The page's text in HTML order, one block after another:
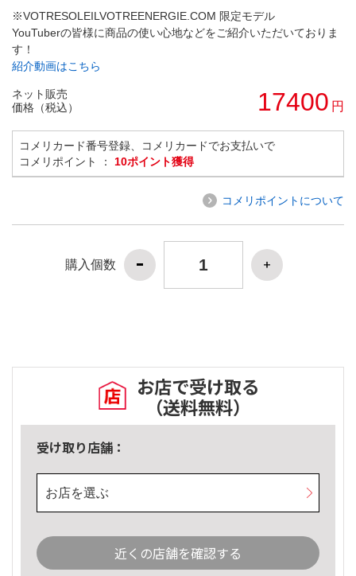
※VOTRESOLEILVOTREENERGIE.COM 限定モデル
YouTuberの皆様に商品の使い心地などをご紹介いただいておりま
す！
紹介動画はこちら
ネット販売
価格（税込）
17400 円
コメリカード番号登録、コメリカードでお支払いで
コメリポイント ： 10ポイント獲得
コメリポイントについて
購入個数
お店で受け取る
（送料無料）
受け取り店舗：
お店を選ぶ
近くの店舗を確認する